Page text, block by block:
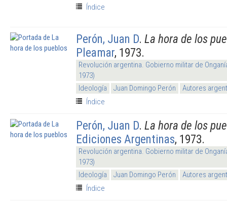
Índice
Perón, Juan D. La hora de los
Pleamar, 1973.
Revolución argentina. Gobierno militar de
1973)
Ideología
Juan Domingo Perón
Autores
Índice
Perón, Juan D. La hora de los
Ediciones Argentinas, 1973.
Revolución argentina. Gobierno militar de
1973)
Ideología
Juan Domingo Perón
Autores
Índice